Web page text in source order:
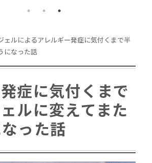
ェルによるアレルギー発症に気付くまで半
になった話
症に気付くまで
ルに変えてまた
った話